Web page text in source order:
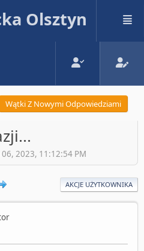
Olsztyn
Wątki Z Nowymi Odpowiedziami
2023, 11:12:54 PM
AKCJE UŻYTKOWNIKA